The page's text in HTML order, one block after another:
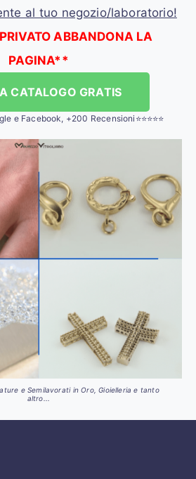
al tuo negozio/laboratorio!
ABBANDONA LA
PAGINA**
CATALOGO GRATIS
e Facebook, +200 Recensioni⭐⭐⭐⭐⭐
e Semilavorati in Oro, Gioielleria e tanto
altro...